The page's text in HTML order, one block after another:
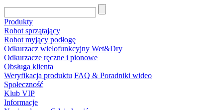
Produkty
Robot sprzątający
Robot myjący podłogę
Odkurzacz wielofunkcyjny Wet&Dry
Odkurzacze ręczne i pionowe
Obsługa klienta
Weryfikacja produktu FAQ & Poradniki wideo
Społeczność
Klub VIP
Informacje